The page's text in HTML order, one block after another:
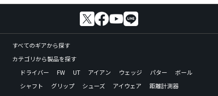
すべてのギアから探す
カテゴリから製品を探す
ドライバー
FW UT アイアン ウェッジ パター
ボール
シャフト
グリップ シューズ アイウェア
距離計測器